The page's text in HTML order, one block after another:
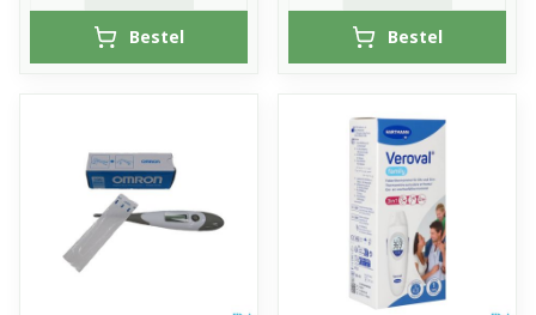
Bestel Bestel